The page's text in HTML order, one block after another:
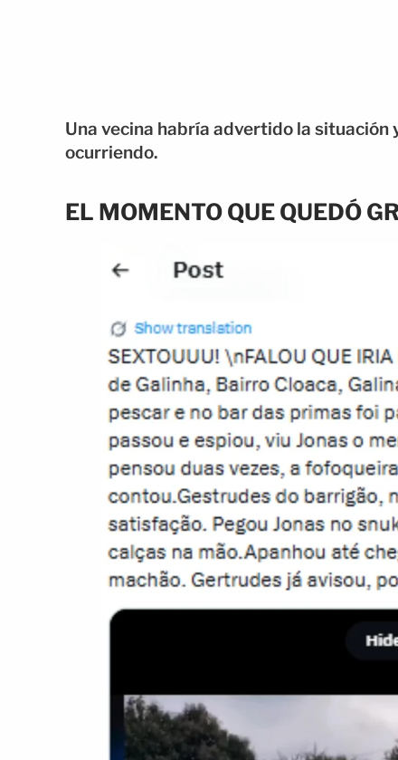
Una vecina habría advertido la situación
ocurriendo.
EL MOMENTO QUE QUEDÓ